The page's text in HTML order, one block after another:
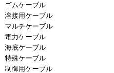
ゴムケーブル
溶接用ケーブル
マルチケーブル
電力ケーブル
海底ケーブル
特殊ケーブル
制御用ケーブル